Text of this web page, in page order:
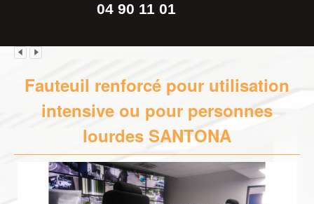
04 90 11 01
Fauteuil renforcé pour utilisation
intensive ou pour personnes
lourdes SANTONA